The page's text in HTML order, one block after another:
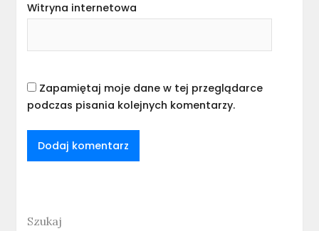
Witryna internetowa
Zapamiętaj moje dane w tej przeglądarce
podczas pisania kolejnych komentarzy.
Szukaj